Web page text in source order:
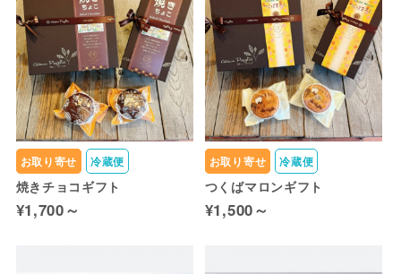
お取り寄せ 冷蔵便
焼きチョコギフト
¥1,700～
お取り寄せ 冷蔵便
つくばマロンギフト
¥1,500～